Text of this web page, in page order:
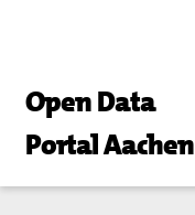
Open Data
Portal Aachen